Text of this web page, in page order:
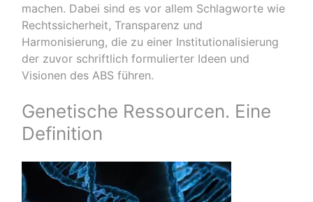
machen. Dabei sind es vor allem Schlagworte wie
Rechtssicherheit, Transparenz und
Harmonisierung, die zu einer Institutionalisierung
der zuvor schriftlich formulierter Ideen und
Visionen des ABS führen.
Genetische Ressourcen. Eine
Definition